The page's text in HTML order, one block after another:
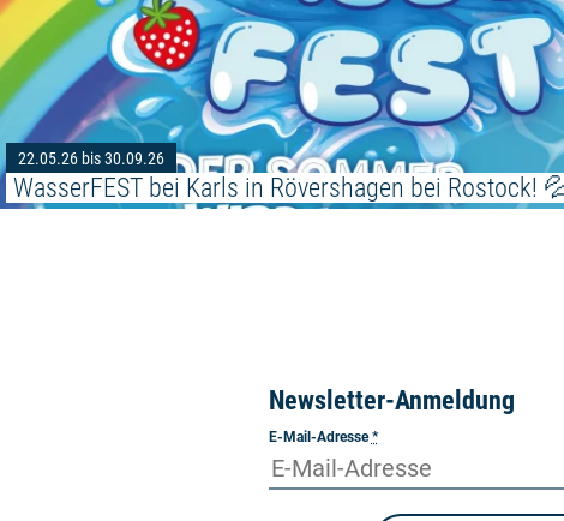
22.05.26 bis 30.09.26
WasserFEST bei Karls in Rövershagen bei Rostock!
Newsletter-Anmeldung
E-Mail-Adresse*